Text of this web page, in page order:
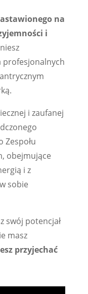
na
i
profesjonalnych
i zaufanej
Zespołu
obejmujące
i z
sobie
swój potencjał
masz
przyjechać